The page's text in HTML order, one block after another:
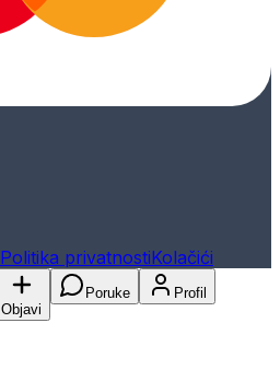
Politika privatnostiKolačići
Objavi
Poruke Profil